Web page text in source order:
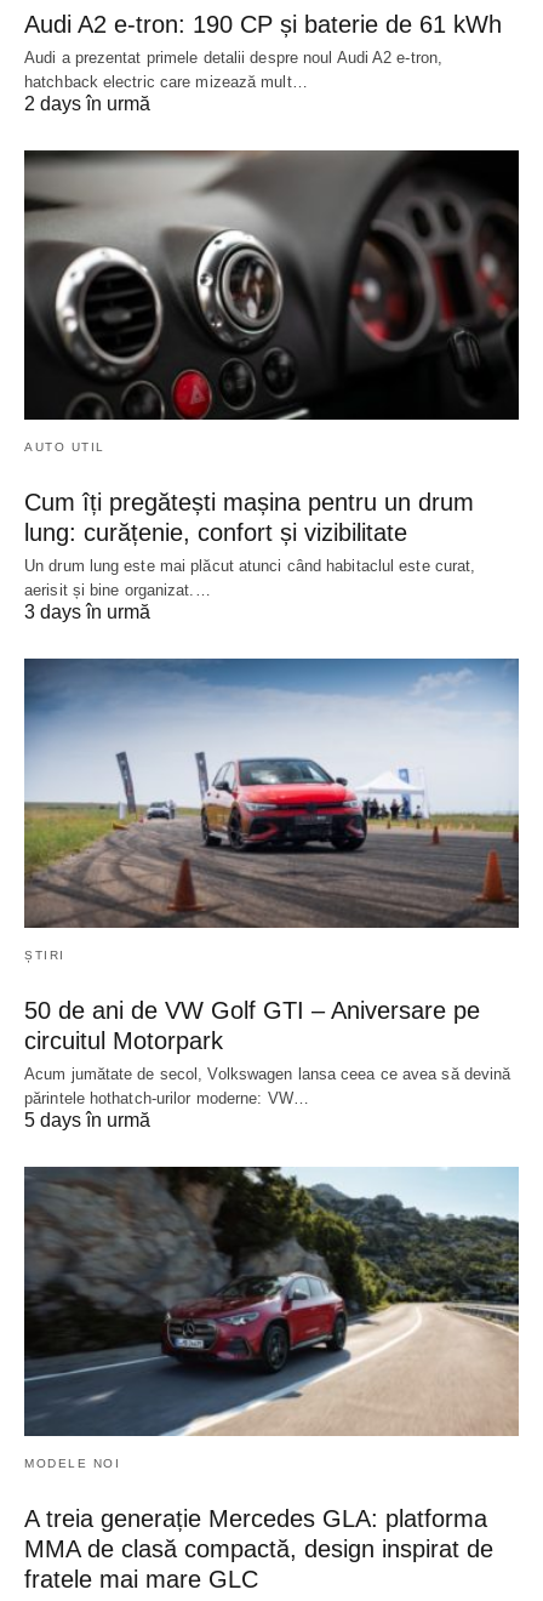
Audi A2 e-tron: 190 CP și baterie de 61 kWh
Audi a prezentat primele detalii despre noul Audi A2 e-tron,
hatchback electric care mizează mult…
2 days în urmă
AUTO UTIL
Cum îți pregătești mașina pentru un drum
lung: curățenie, confort și vizibilitate
Un drum lung este mai plăcut atunci când habitaclul este curat,
aerisit și bine organizat.…
3 days în urmă
ȘTIRI
50 de ani de VW Golf GTI – Aniversare pe
circuitul Motorpark
Acum jumătate de secol, Volkswagen lansa ceea ce avea să devină
părintele hothatch-urilor moderne: VW…
5 days în urmă
MODELE NOI
A treia generație Mercedes GLA: platforma
MMA de clasă compactă, design inspirat de
fratele mai mare GLC